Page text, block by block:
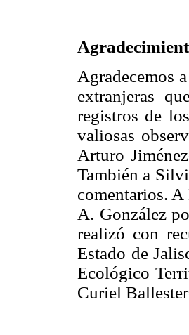
Agradecemos
extranjeras
registros de
valiosas
Arturo
También a
comentarios.
A. González
realizó con
Estado de
Ecológico
Curiel